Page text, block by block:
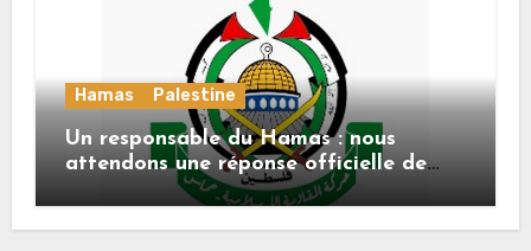
Hamas Palestine
Un responsable du Hamas : nous
attendons une réponse officielle de
Mladenov concernant la feuille de